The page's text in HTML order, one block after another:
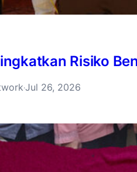
Risiko
·Jul 26, 2026